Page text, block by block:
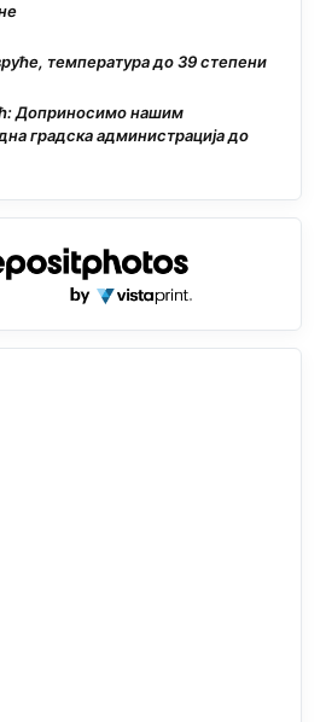
температура до 39 степени
Доприносимо нашим
градска администрација до